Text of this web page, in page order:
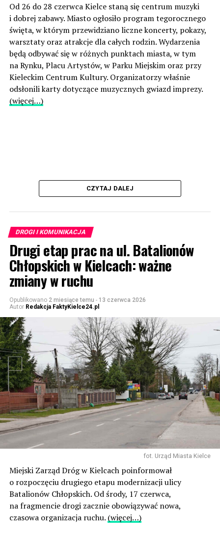
Od 26 do 28 czerwca Kielce staną się centrum muzyki
i dobrej zabawy. Miasto ogłosiło program tegorocznego
święta, w którym przewidziano liczne koncerty, pokazy,
warsztaty oraz atrakcje dla całych rodzin. Wydarzenia
będą odbywać się w różnych punktach miasta, w tym
na Rynku, Placu Artystów, w Parku Miejskim oraz przy
Kieleckim Centrum Kultury. Organizatorzy właśnie
odsłonili karty dotyczące muzycznych gwiazd imprezy.
(więcej…)
CZYTAJ DALEJ
DROGI I KOMUNIKACJA
Drugi etap prac na ul. Batalionów
Chłopskich w Kielcach: ważne
zmiany w ruchu
Opublikowano 2 miesiące temu - 13 czerwca 2026
Autor Redakcja FaktyKielce24.pl
fot. Urząd Miasta Kielce
Miejski Zarząd Dróg w Kielcach poinformował
o rozpoczęciu drugiego etapu modernizacji ulicy
Batalionów Chłopskich. Od środy, 17 czerwca,
na fragmencie drogi zacznie obowiązywać nowa,
czasowa organizacja ruchu. (więcej…)